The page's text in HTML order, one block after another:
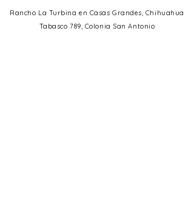
Rancho La Turbina en Casas Grandes, Chihuahua
Tabasco 789, Colonia San Antonio